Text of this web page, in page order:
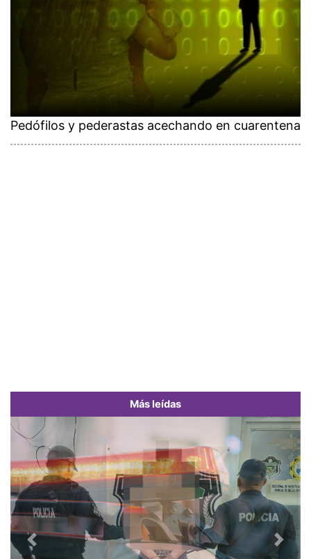
Pedófilos y pederastas acechando en cuarentena
Más leídas
Previous Next